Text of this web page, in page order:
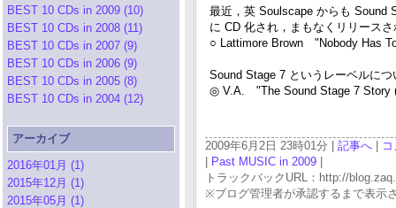
BEST 10 CDs in 2009 (10)
BEST 10 CDs in 2008 (11)
BEST 10 CDs in 2007 (9)
BEST 10 CDs in 2006 (9)
BEST 10 CDs in 2005 (8)
BEST 10 CDs in 2004 (12)
アーカイブ
2016年01月 (1)
2015年12月 (1)
2015年05月 (1)
最近，英 Soulscape からも Sound
に CD 化され，まもなくリリース
○ Lattimore Brown "Nobody Has
Sound Stage 7 というレーベルに
◎ V.A. "The Sound Stage 7 Story
2009年6月2日 23時01分 | 記事へ
Past MUSIC in 2009
トラックバックURL：http://
※ブログ管理者が承認するまで表示